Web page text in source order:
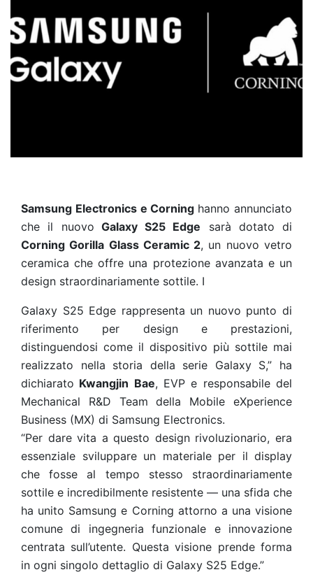
Samsung Electronics e Corning hanno annunciato
che il nuovo Galaxy S25 Edge sarà dotato di
Corning Gorilla Glass Ceramic 2, un nuovo vetro
ceramica che offre una protezione avanzata e un
design straordinariamente sottile. I
Galaxy S25 Edge rappresenta un nuovo punto di
riferimento per design e prestazioni,
distinguendosi come il dispositivo più sottile mai
realizzato nella storia della serie Galaxy S,” ha
dichiarato Kwangjin Bae, EVP e responsabile del
Mechanical R&D Team della Mobile eXperience
Business (MX) di Samsung Electronics.
“Per dare vita a questo design rivoluzionario, era
essenziale sviluppare un materiale per il display
che fosse al tempo stesso straordinariamente
sottile e incredibilmente resistente — una sfida che
ha unito Samsung e Corning attorno a una visione
comune di ingegneria funzionale e innovazione
centrata sull’utente. Questa visione prende forma
in ogni singolo dettaglio di Galaxy S25 Edge.”